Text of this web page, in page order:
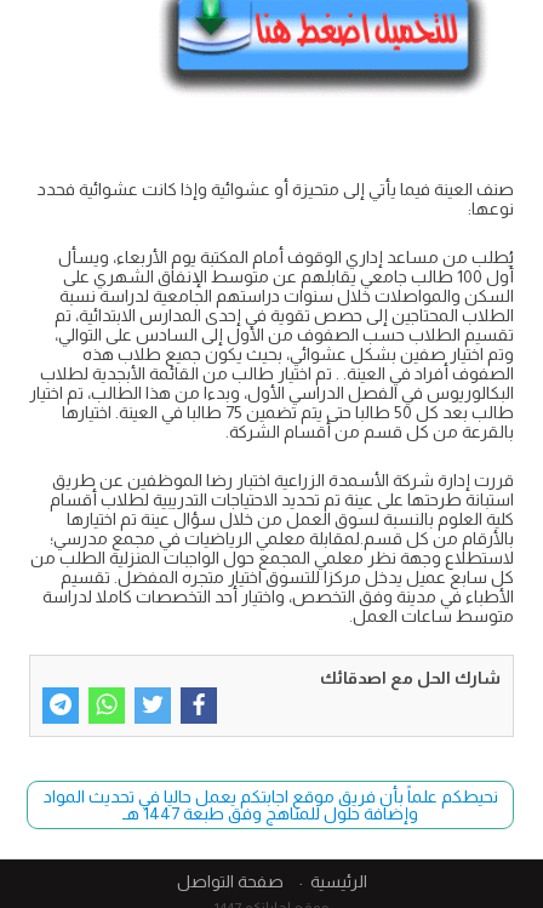
صنف العينة فيما يأتي إلى متحيزة أو عشوائية وإذا كانت عشوائية فحدد
نوعها:
يُطلب من مساعد إداري الوقوف أمام المكتبة يوم الأربعاء، ويسأل
أول 100 طالب جامعي يقابلهم عن متوسط الإنفاق الشهري على
السكن والمواصلات خلال سنوات دراستهم الجامعية لدراسة نسبة
الطلاب المحتاجين إلى حصص تقوية في إحدى المدارس الابتدائية، تم
تقسيم الطلاب حسب الصفوف من الأول إلى السادس على التوالي،
وتم اختيار صفين بشكل عشوائي، بحيث يكون جميع طلاب هذه
الصفوف أفراد في العينة. . تم اختيار طالب من القائمة الأبجدية لطلاب
البكالوريوس في الفصل الدراسي الأول، وبدءا من هذا الطالب، تم اختيار
طالب بعد كل 50 طالبا حتى يتم تضمين 75 طالبا في العينة. اختيارها
بالقرعة من كل قسم من أقسام الشركة.
قررت إدارة شركة الأسمدة الزراعية اختبار رضا الموظفين عن طريق
استبانة طرحتها على عينة تم تحديد الاحتياجات التدريبية لطلاب أقسام
كلية العلوم بالنسبة لسوق العمل من خلال سؤال عينة تم اختيارها
بالأرقام من كل قسم.لمقابلة معلمي الرياضيات في مجمع مدرسي؛
لاستطلاع وجهة نظر معلمي المجمع حول الواجبات المنزلية الطلب من
كل سابع عميل يدخل مركزا للتسوق اختيار متجره المفضل. تقسيم
الأطباء في مدينة وفق التخصص، واختيار أحد التخصصات كاملا لدراسة
متوسط ساعات العمل.
شارك الحل مع اصدقائك
نحيطكم علماً بأن فريق موقع اجابتكم يعمل حاليا في تحديث المواد
وإضافة حلول للمناهج وفق طبعة 1447 هـ
الرئيسية صفحة التواصل